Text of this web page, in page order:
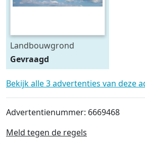
Landbouwgrond
Gevraagd
Bekijk alle 3 advertenties van deze
Advertentienummer: 6669468
Meld tegen de regels